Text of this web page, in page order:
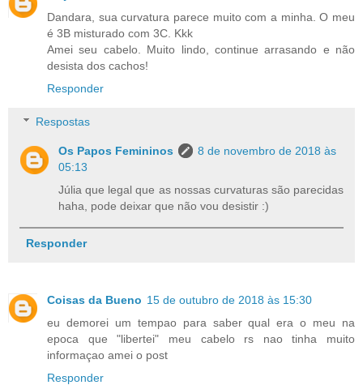
Dandara, sua curvatura parece muito com a minha. O meu
é 3B misturado com 3C. Kkk
Amei seu cabelo. Muito lindo, continue arrasando e não
desista dos cachos!
Responder
Respostas
Os Papos Femininos
8 de novembro de 2018 às
05:13
Júlia que legal que as nossas curvaturas são parecidas
haha, pode deixar que não vou desistir :)
Responder
Coisas da Bueno 15 de outubro de 2018 às 15:30
eu demorei um tempao para saber qual era o meu na
epoca que "libertei" meu cabelo rs nao tinha muito
informaçao amei o post
Responder